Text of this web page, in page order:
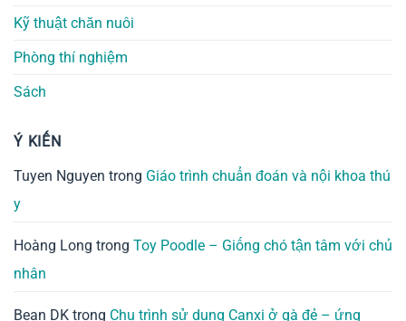
Kỹ thuật chăn nuôi
Phòng thí nghiệm
Sách
Ý KIẾN
Tuyen Nguyen trong Giáo trình chuẩn đoán và nội khoa thú
y
Hoàng Long trong Toy Poodle – Giống chó tận tâm với chủ
nhân
Bean DK trong Chu trình sử dụng Canxi ở gà đẻ – ứng